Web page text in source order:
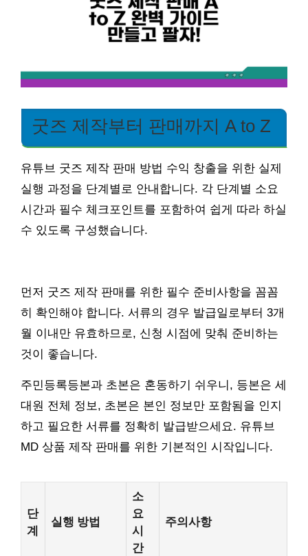
굿즈 제작부터 판매까지 A to Z
유튜브 굿즈 제작 판매 방법 수익 창출을 위한 실제
실행 과정을 단계별로 안내합니다. 각 단계별 소요
시간과 필수 체크포인트를 포함하여 쉽게 따라 하실
수 있도록 구성했습니다.
먼저 굿즈 제작 판매를 위한 필수 준비사항을 꼼꼼
히 확인해야 합니다. 서류의 경우 발급일로부터 3개
월 이내만 유효하므로, 신청 시점에 맞춰 준비하는
것이 좋습니다.
주민등록등본과 초본은 혼동하기 쉬우니, 등본은 세
대원 전체 정보, 초본은 본인 정보만 포함됨을 인지
하고 필요한 서류를 정확히 발급받으세요. 유튜브
MD 상품 제작 판매를 위한 기본적인 시작입니다.
단
계
실행 방법
소
요
시
간
주의사항